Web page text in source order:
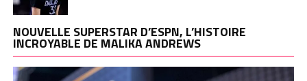
NOUVELLE SUPERSTAR D’ESPN, L’HISTOIRE
INCROYABLE DE MALIKA ANDREWS